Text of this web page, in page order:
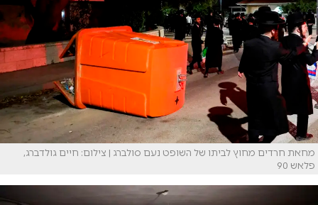
מחאת חרדים מחוץ לביתו של השופט נעם סולברג | צילום: חיים גולדברג,
פלאש 90